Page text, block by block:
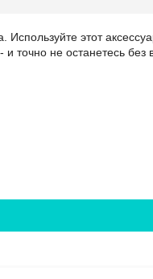
этот
точно не останетесь